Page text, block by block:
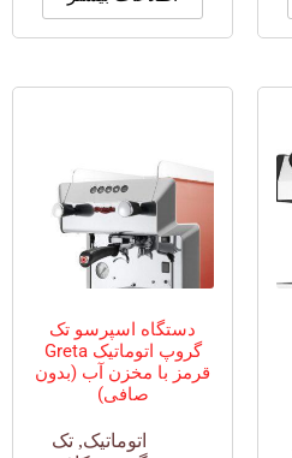
دستگاه اسپرسو تک
گروپ اتوماتیک Greta
قرمز با مخزن آب (بدون
صافی)
اتوماتیک,تک